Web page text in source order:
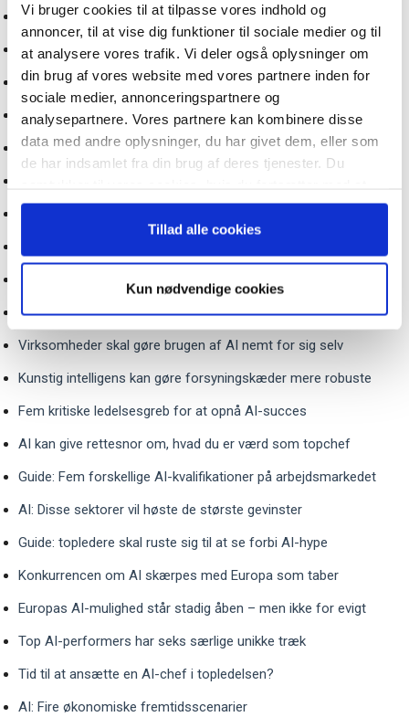
Vi bruger cookies til at tilpasse vores indhold og
annoncer, til at vise dig funktioner til sociale medier og til
at analysere vores trafik. Vi deler også oplysninger om
din brug af vores website med vores partnere inden for
sociale medier, annonceringspartnere og
analysepartnere. Vores partnere kan kombinere disse
data med andre oplysninger, du har givet dem, eller som
de har indsamlet fra din brug af deres tjenester. Du
anvende vores hjemmeside.
Tillad alle cookies
Kun nødvendige cookies
Kunstig intelligens kan fremme den grønne omstilling
Forbered virksomheden på 2020’ernes dagsordener
Hvilken rolle får mennesker i en AI-fremtid?
Guide: Kunstig Intelligens som værktøj
Selvkørende AI bliver den næste store innovation
CEO-guide: Seks prioriteter ved udvikling af en AI-strategi
Studie: Generativ AI løfter hurtigt kvalitet af nyansatte
Virksomheder skal gøre brugen af AI nemt for sig selv
Kunstig intelligens kan gøre forsyningskæder mere robuste
Fem kritiske ledelsesgreb for at opnå AI-succes
AI kan give rettesnor om, hvad du er værd som topchef
Guide: Fem forskellige AI-kvalifikationer på arbejdsmarkedet
AI: Disse sektorer vil høste de største gevinster
Guide: topledere skal ruste sig til at se forbi AI-hype
Konkurrencen om AI skærpes med Europa som taber
Europas AI-mulighed står stadig åben – men ikke for evigt
Top AI-performers har seks særlige unikke træk
Tid til at ansætte en AI-chef i topledelsen?
AI: Fire økonomiske fremtidsscenarier
– og modtag Ole Borchs bog
“Succes i en dansk bestyrelse”
Når du trykker "modtag bogen" bliver du tilmeldt
Bestyrelsesguidens ugentlige nyhedsbrev samt